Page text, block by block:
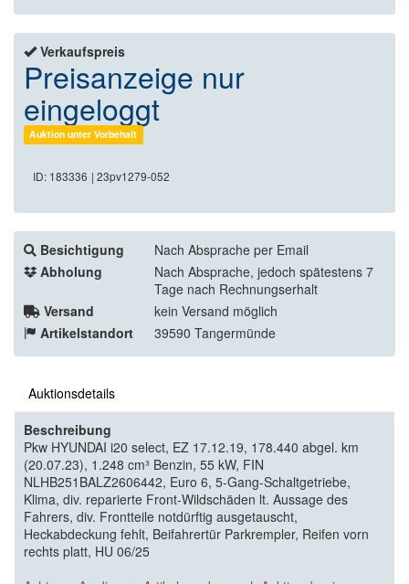
Verkaufspreis
Preisanzeige nur
eingeloggt
Auktion unter Vorbehalt
ID: 183336 | 23pv1279-052
Besichtigung
Nach Absprache per Email
Abholung
Nach Absprache, jedoch spätestens 7
Tage nach Rechnungserhalt
Versand
kein Versand möglich
Artikelstandort
39590 Tangermünde
Auktionsdetails
Beschreibung
Pkw HYUNDAI i20 select, EZ 17.12.19, 178.440 abgel. km
(20.07.23), 1.248 cm³ Benzin, 55 kW, FIN
NLHB251BALZ2606442, Euro 6, 5-Gang-Schaltgetriebe,
Klima, div. reparierte Front-Wildschäden lt. Aussage des
Fahrers, div. Frontteile notdürftig ausgetauscht,
Heckabdeckung fehlt, Beifahrertür Parkrempler, Reifen vorn
rechts platt, HU 06/25